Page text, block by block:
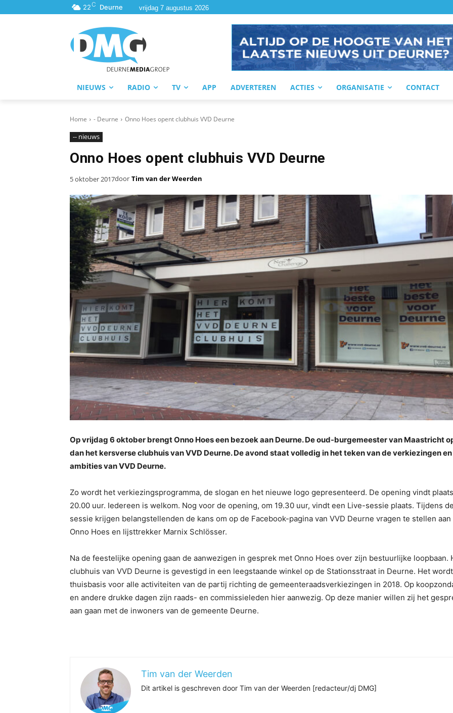
22C Deurne vrijdag 7 augustus 2026
NIEUWS RADIO TV APP ADVERTEREN ACTIES ORGANISATIE CONTACT
Home - Deurne Onno Hoes opent clubhuis VVD Deurne
-- nieuws
Onno Hoes opent clubhuis VVD Deurne
5 oktober 2017door Tim van der Weerden
Op vrijdag 6 oktober brengt Onno Hoes een bezoek aan Deurne. De oud-burgemeester van Maastricht
dan het kersverse clubhuis van VVD Deurne. De avond staat volledig in het tekenvan de verkiezingen
ambities van VVD Deurne.
Zo wordt het verkiezingsprogramma, de slogan en het nieuwe logo gepresenteerd. De opening vindt
20.00 uur. Iedereen is welkom. Nog voor de opening, om 19.30 uur, vindt een Live-sessie plaats. Tijdens
sessie krijgen belangstellenden de kans om op de Facebook-pagina van VVD Deurne vragen te stellen aan
Onno Hoes en lijsttrekker Marnix Schlösser.
Na de feestelijke opening gaan de aanwezigen in gesprek met Onno Hoes over zijn bestuurlijke loopbaan.
clubhuis van VVD Deurne is gevestigd in een leegstaande winkel op de Stationsstraat in Deurne. Het
thuisbasis voor alle activiteiten van de partij richting de gemeenteraadsverkiezingen in 2018. Op
en andere drukke dagen zijn raads- en commissieleden hier aanwezig. Op deze manier willen zij het
aan gaan met de inwoners van de gemeente Deurne.
Tim van der Weerden
Dit artikel is geschreven door Tim van der Weerden [redacteur/dj DMG]